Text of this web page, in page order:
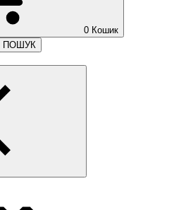
0 Кошик
ПОШУК